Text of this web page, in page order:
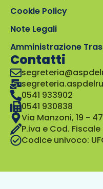
Cookie Policy
Note Legali
Amministrazione
Contatti
0541 933902
0541 930838
Via Manzoni, 19 -
P.iva e Cod.
Codice univoco: